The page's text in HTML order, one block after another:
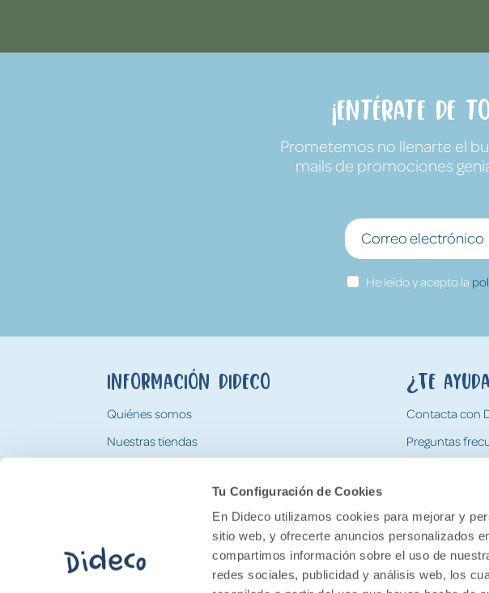
Tu Configuración de Cookies
En Dideco utilizamos cookies para mejorar y
sitio web, y ofrecerte anuncios personalizados
compartimos información sobre el uso de
redes sociales, publicidad y análisis web, los
¡Entérate de
Prometemos no llenarte el
mails de promociones
He leído y acepto la
Información Dideco
Quiénes somos
Nuestras tiendas
Tarjeta Regalo Dideco
¿Te
Contacta con
Preguntas
Devoluciones